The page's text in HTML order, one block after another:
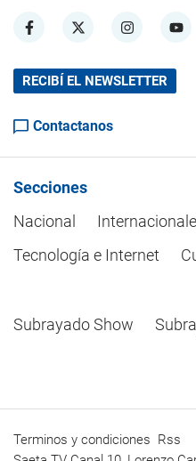
RECIBÍ EL NEWSLETTER
Contactanos
Secciones
Nacional
Tecnología e Internet
Subrayado Show
Terminos y condiciones Rss